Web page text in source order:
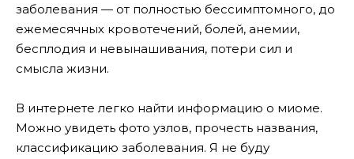
заболевания — от полностью бессимптомного, до
ежемесячных кровотечений, болей, анемии,
бесплодия и невынашивания, потери сил и
смысла жизни.
В интернете легко найти информацию о миоме.
Можно увидеть фото узлов, прочесть названия,
классификацию заболевания. Я не буду